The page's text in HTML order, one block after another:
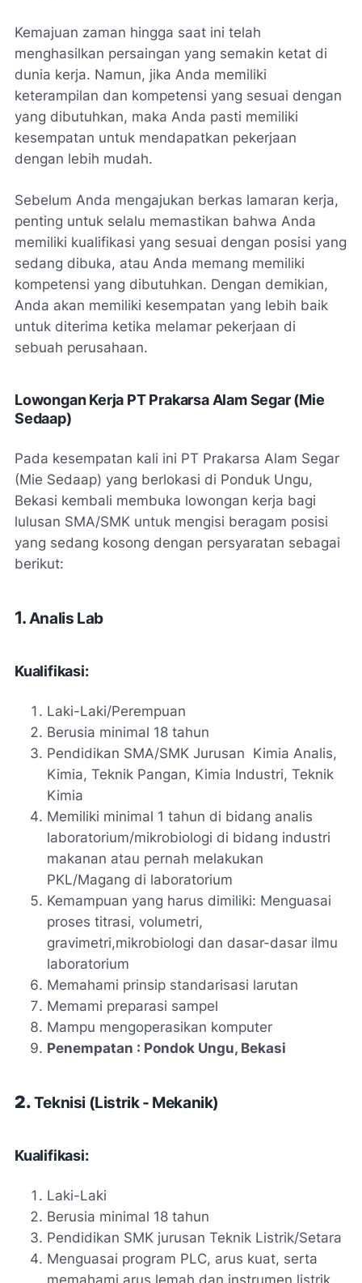
Kemajuan zaman hingga saat ini telah
menghasilkan persaingan yang semakin ketat di
dunia kerja. Namun, jika Anda memiliki
keterampilan dan kompetensi yang sesuai dengan
yang dibutuhkan, maka Anda pasti memiliki
kesempatan untuk mendapatkan pekerjaan
dengan lebih mudah.
Sebelum Anda mengajukan berkas lamaran kerja,
penting untuk selalu memastikan bahwa Anda
memiliki kualifikasi yang sesuai dengan posisi yang
sedang dibuka, atau Anda memang memiliki
kompetensi yang dibutuhkan. Dengan demikian,
Anda akan memiliki kesempatan yang lebih baik
untuk diterima ketika melamar pekerjaan di
sebuah perusahaan.
Lowongan Kerja PT Prakarsa Alam Segar (Mie
Sedaap)
Pada kesempatan kali ini PT Prakarsa Alam Segar
(Mie Sedaap) yang berlokasi di Ponduk Ungu,
Bekasi kembali membuka lowongan kerja bagi
lulusan SMA/SMK untuk mengisi beragam posisi
yang sedang kosong dengan persyaratan sebagai
berikut:
1.Analis Lab
Kualifikasi:
Laki-Laki/Perempuan
Berusia minimal 18 tahun
Pendidikan SMA/SMK Jurusan Kimia Analis,
Kimia, Teknik Pangan, Kimia Industri, Teknik
Kimia
Memiliki minimal 1 tahun di bidang analis
laboratorium/mikrobiologi di bidang industri
makanan atau pernah melakukan
PKL/Magang di laboratorium
Kemampuan yang harus dimiliki: Menguasai
proses titrasi, volumetri,
gravimetri,mikrobiologi dan dasar-dasar ilmu
laboratorium
Memahami prinsip standarisasi larutan
Memami preparasi sampel
Mampu mengoperasikan komputer
Penempatan : Pondok Ungu, Bekasi
2.Teknisi (Listrik - Mekanik)
Kualifikasi:
Laki-Laki
Berusia minimal 18 tahun
Pendidikan SMK jurusan Teknik Listrik/Setara
Menguasai program PLC, arus kuat, serta
memahami arus lemah dan instrumen listrik